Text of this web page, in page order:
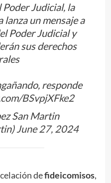
Judicial, la
un mensaje a
Poder Judicial y
sus derechos
responde
BSvpjXFke2
San Martin
June 27, 2024
defideicomisos,